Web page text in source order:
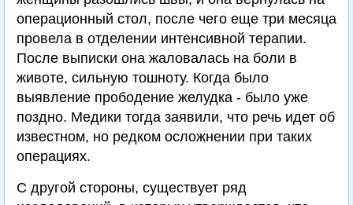
операционный стол, после чего еще три месяца
провела в отделении интенсивной терапии.
После выписки она жаловалась на боли в
животе, сильную тошноту. Когда было
выявление прободение желудка - было уже
поздно. Медики тогда заявили, что речь идет об
известном, но редком осложнении при таких
операциях.
С другой стороны, существует ряд